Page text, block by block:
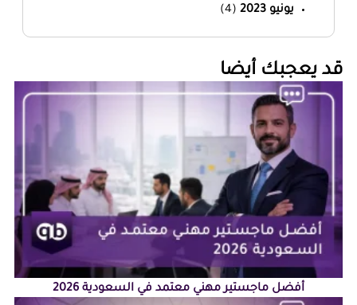
يونيو 2023 (4)
‏قد يعجبك أيضا‏
أفضل ماجستير مهني معتمد في السعودية 2026